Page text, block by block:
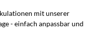
mit unserer
- einfach anpassbar und